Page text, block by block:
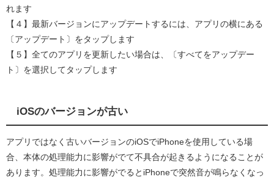
れます
【４】最新バージョンにアップデートするには、アプリの横にある
〔アップデート〕をタップします
【５】全てのアプリを更新したい場合は、〔すべてをアップデー
ト〕を選択してタップします
iOSのバージョンが古い
アプリではなく古いバージョンのiOSでiPhoneを使用している場
合、本体の処理能力に影響がでて不具合が起きるようになることが
あります。処理能力に影響がでるとiPhoneで突然音が鳴らなくなっ